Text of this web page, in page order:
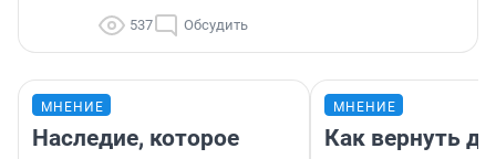
537 Обсудить
МНЕНИЕ
Наследие, которое
МНЕНИЕ
Как вернуть